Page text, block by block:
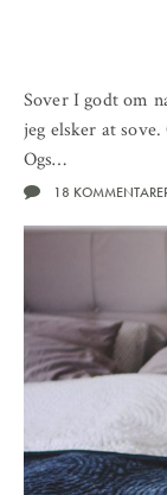
Sover I godt om
jeg elsker at
Ogs…
18